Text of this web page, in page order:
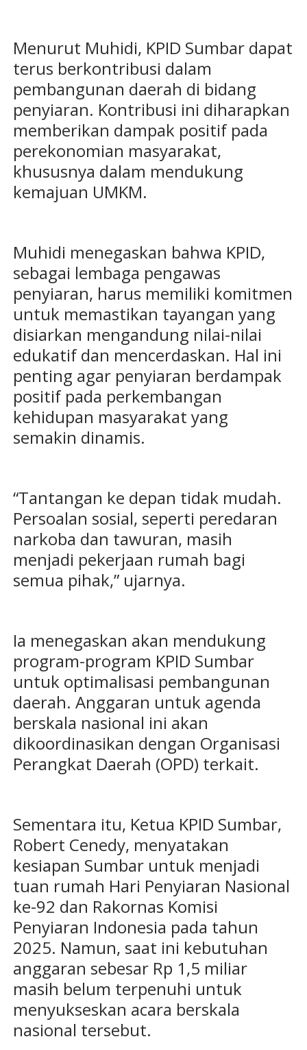
Menurut Muhidi, KPID Sumbar dapat
terus berkontribusi dalam
pembangunan daerah di bidang
penyiaran. Kontribusi ini diharapkan
memberikan dampak positif pada
perekonomian masyarakat,
khususnya dalam mendukung
kemajuan UMKM.
Muhidi menegaskan bahwa KPID,
sebagai lembaga pengawas
penyiaran, harus memiliki komitmen
untuk memastikan tayangan yang
disiarkan mengandung nilai-nilai
edukatif dan mencerdaskan. Hal ini
penting agar penyiaran berdampak
positif pada perkembangan
kehidupan masyarakat yang
semakin dinamis.
“Tantangan ke depan tidak mudah.
Persoalan sosial, seperti peredaran
narkoba dan tawuran, masih
menjadi pekerjaan rumah bagi
semua pihak,” ujarnya.
Ia menegaskan akan mendukung
program-program KPID Sumbar
untuk optimalisasi pembangunan
daerah. Anggaran untuk agenda
berskala nasional ini akan
dikoordinasikan dengan Organisasi
Perangkat Daerah (OPD) terkait.
Sementara itu, Ketua KPID Sumbar,
Robert Cenedy, menyatakan
kesiapan Sumbar untuk menjadi
tuan rumah Hari Penyiaran Nasional
ke-92 dan Rakornas Komisi
Penyiaran Indonesia pada tahun
2025. Namun, saat ini kebutuhan
anggaran sebesar Rp 1,5 miliar
masih belum terpenuhi untuk
menyukseskan acara berskala
nasional tersebut.